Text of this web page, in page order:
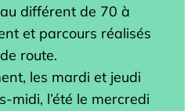
différent de 70 à
et parcours réalisés
route.
les mardi et jeudi
midi, l’été le mercredi